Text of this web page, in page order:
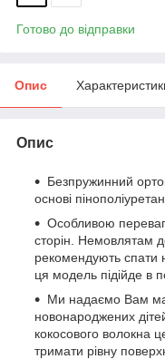
Готово до відправки
Опис
Опис
Безпружинний
основі
Особливою
сторін. Немовлятам
рекомендують спати
ця модель підійде в
Ми надаємо Вам
новонароджених
кокосового волокна
тримати рівну